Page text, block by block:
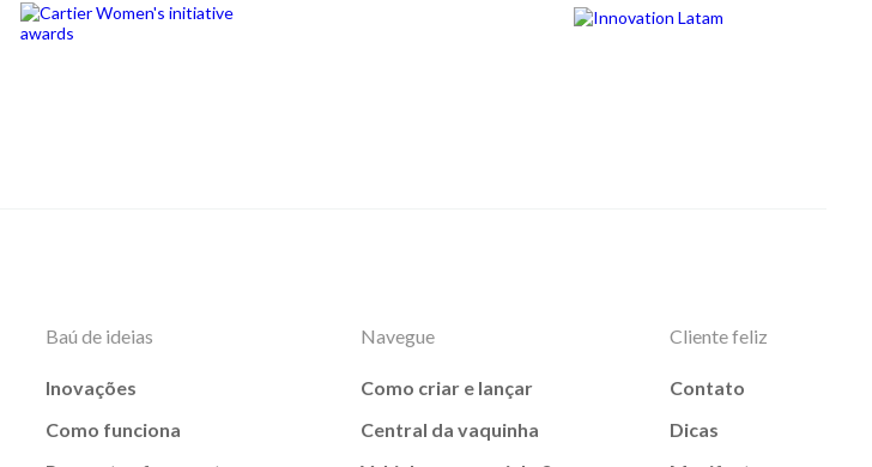
Baú de ideias
Inovações
Como funciona
Navegue
Como criar e lançar
Central da vaquinha
Cliente feliz
Contato
Dicas